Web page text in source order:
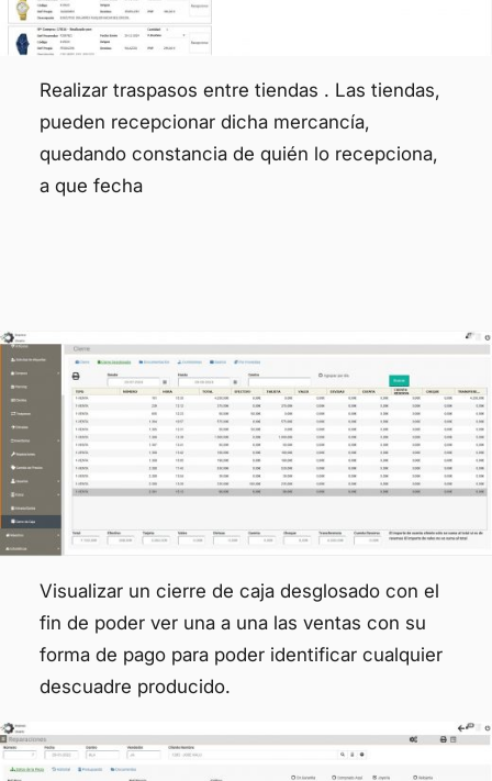
Realizar traspasos entre tiendas . Las tiendas,
pueden recepcionar dicha mercancía,
quedando constancia de quién lo recepciona,
a que fecha
Visualizar un cierre de caja desglosado con el
fin de poder ver una a una las ventas con su
forma de pago para poder identificar cualquier
descuadre producido.